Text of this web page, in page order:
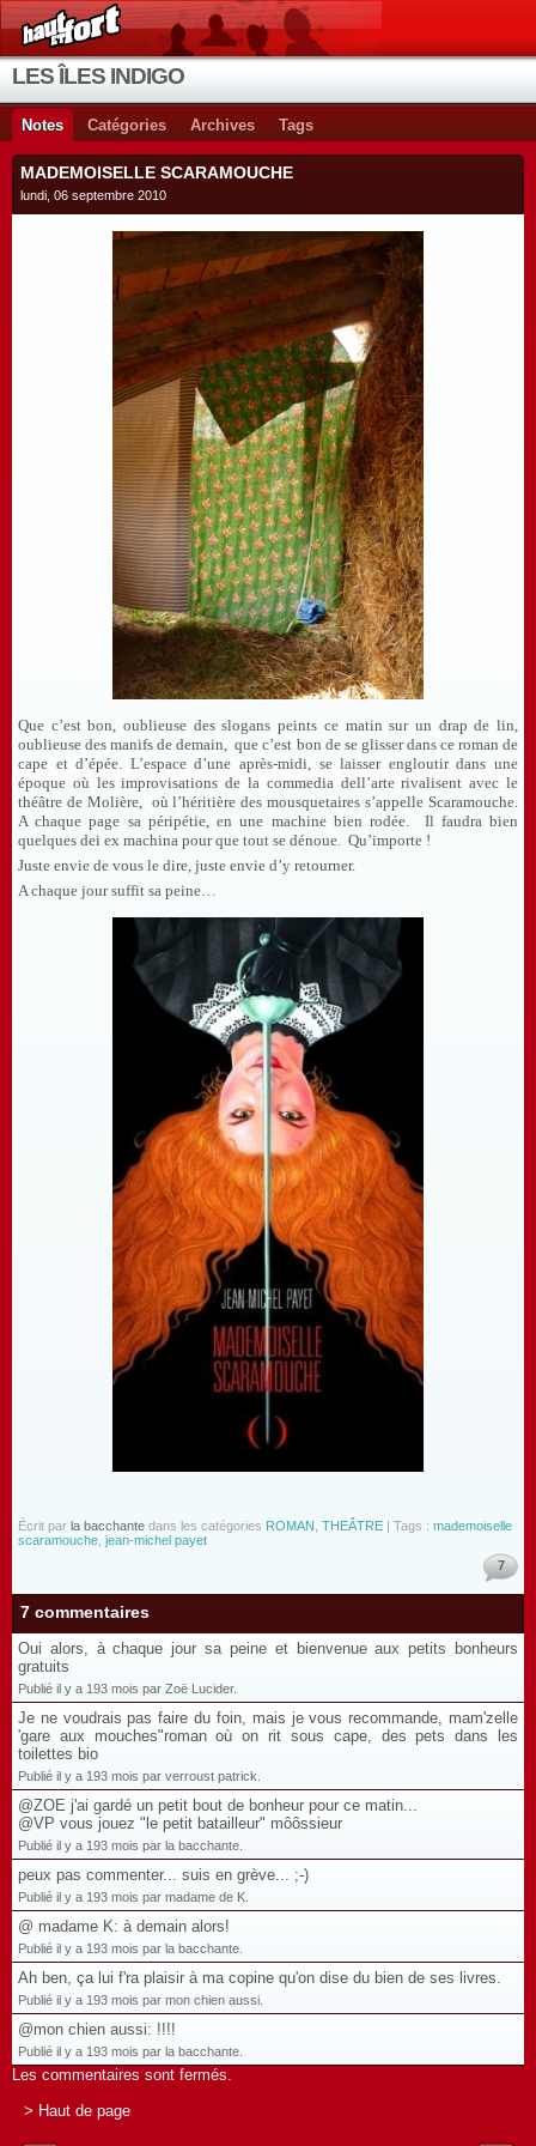
LES ÎLES INDIGO
Notes Catégories Archives Tags
MADEMOISELLE SCARAMOUCHE
lundi, 06 septembre 2010
Que c’est bon, oublieuse des slogans peints ce matin sur un drap de lin,
oublieuse des manifs de demain, que c’est bon de se glisser dans ce roman de
cape et d’épée. L’espace d’une après-midi, se laisser engloutir dans une
époque où les improvisations de la commedia dell’arte rivalisent avec le
théâtre de Molière, où l’héritière des mousquetaires s’appelle Scaramouche.
A chaque page sa péripétie, en une machine bien rodée. Il faudra bien
quelques dei ex machina pour que tout se dénoue. Qu’importe !
Juste envie de vous le dire, juste envie d’y retourner.
A chaque jour suffit sa peine…
Écrit par la bacchante dans les catégories ROMAN THEÂTRE | Tags : mademoiselle
scaramouche jean-michel payet
7
7 commentaires
Oui alors, à chaque jour sa peine et bienvenue aux petits bonheurs
gratuits
Publié il y a 193 mois par Zoë Lucider.
Je ne voudrais pas faire du foin, mais je vous recommande, mam'zelle
'gare aux mouches"roman où on rit sous cape, des pets dans les
toilettes bio
Publié il y a 193 mois par verroust patrick.
@ZOE j'ai gardé un petit bout de bonheur pour ce matin...
@VP vous jouez "le petit batailleur" môôssieur
Publié il y a 193 mois par la bacchante.
peux pas commenter... suis en grève... ;-)
Publié il y a 193 mois par madame de K.
@ madame K: à demain alors!
Publié il y a 193 mois par la bacchante.
Ah ben, ça lui f'ra plaisir à ma copine qu'on dise du bien de ses livres.
Publié il y a 193 mois par mon chien aussi.
@mon chien aussi: !!!!
Publié il y a 193 mois par la bacchante.
Les commentaires sont fermés.
> Haut de page